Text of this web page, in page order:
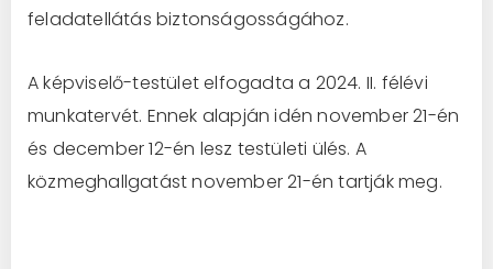
feladatellátás biztonságosságához.
A képviselő-testület elfogadta a 2024. II. félévi
munkatervét. Ennek alapján idén november 21-én
és december 12-én lesz testületi ülés. A
közmeghallgatást november 21-én tartják meg.